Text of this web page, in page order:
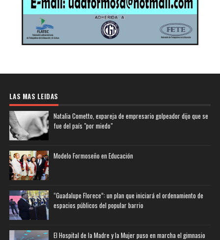
LAS MAS LEIDAS
Natalia Cometto, expareja de empresario golpeador dijo que se
fue del país "por miedo"
Modelo Formoseño en Educación
“Guadalupe Florece”: un plan que iniciará el ordenamiento de
espacios públicos del popular barrio
El Hospital de la Madre y la Mujer puso en marcha el gimnasio